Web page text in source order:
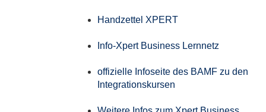
Handzettel XPERT
Info-Xpert Business Lernnetz
offizielle Infoseite des BAMF zu den
Integrationskursen